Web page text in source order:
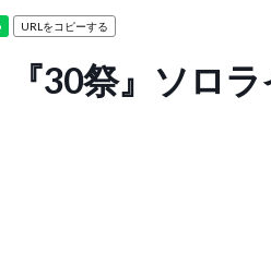
URLをコピーする
30祭』ソロ